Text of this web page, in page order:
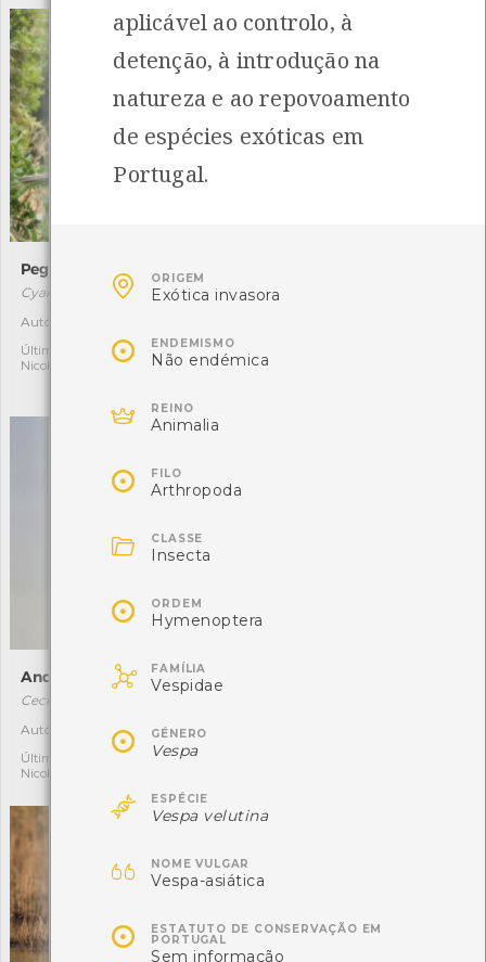
Pega-azul
Cyanopica cooki
Autóctone
Última observação por:
Nicole Viana
Prunella vulgaris
Última observação por:
Andorinha-ruiva
Cecropis rufula
Autóctone
Última observação por:
Nicole Viana
aplicável ao controlo, à
detenção, à introdução na
natureza e ao repovoamento
de espécies exóticas em
Portugal.
 ORIGEM
Exótica invasora
 ENDEMISMO
Não endémica
 REINO
Animalia
 FILO
Arthropoda
 CLASSE
Insecta
 ORDEM
Hymenoptera
 FAMÍLIA
Vespidae
 GÉNERO
Vespa
 ESPÉCIE
Vespa velutina
 NOME VULGAR
Vespa-asiática
 ESTATUTO DE CONSERVAÇÃO EM
PORTUGAL
Sem informação